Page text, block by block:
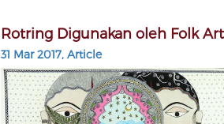
Rotring Digunakan oleh Folk
31 Mar 2017, Article